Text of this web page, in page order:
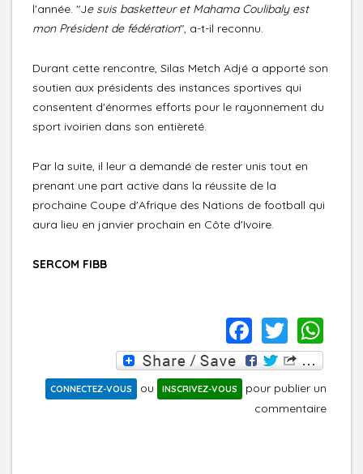
l'année. "Je suis basketteur et Mahama Coulibaly est
mon Président de fédération", a-t-il reconnu.
Durant cette rencontre, Silas Metch Adjé a apporté son
soutien aux présidents des instances sportives qui
consentent d'énormes efforts pour le rayonnement du
sport ivoirien dans son entièreté.
Par la suite, il leur a demandé de rester unis tout en
prenant une part active dans la réussite de la
prochaine Coupe d'Afrique des Nations de football qui
aura lieu en janvier prochain en Côte d'Ivoire.
SERCOM FIBB
CONNECTEZ-VOUS ou INSCRIVEZ-VOUS
pour publier un
commentaire